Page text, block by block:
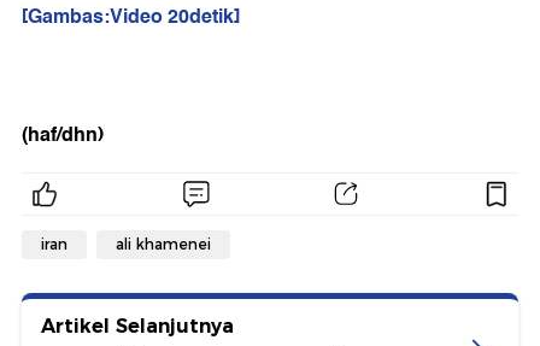
[Gambas:Video 20detik]
(haf/dhn)
iran ali khamenei
Artikel Selanjutnya